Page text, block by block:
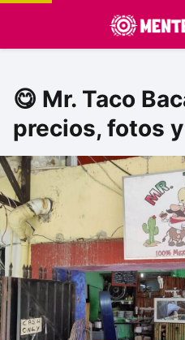
😋 Mr. Taco
precios, fotos